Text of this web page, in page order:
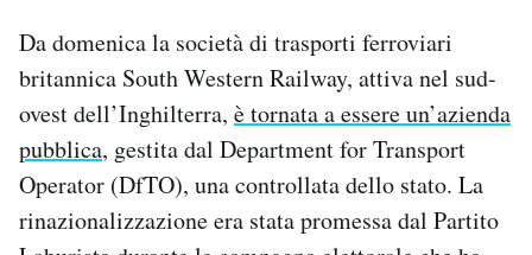
CALENDARIO
AREA PERSONALE
Da domenica la società di trasporti ferroviari
britannica South Western Railway, attiva nel sud-
ovest dell’Inghilterra, è tornata a essere un’azienda
pubblica, gestita dal Department for Transport
Operator (DfTO), una controllata dello stato. La
rinazionalizzazione era stata promessa dal Partito